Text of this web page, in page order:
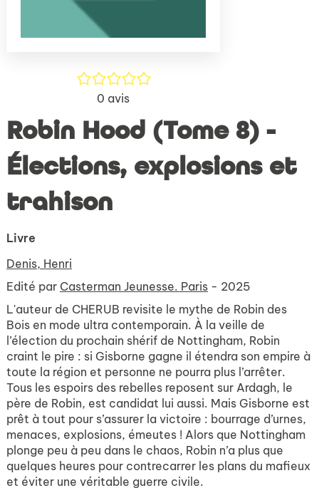
/5
0 avis
Robin Hood (Tome 8) -
Élections, explosions et
trahison
Livre
Denis, Henri
Edité par Casterman Jeunesse. Paris - 2025
L'auteur de CHERUB revisite le mythe de Robin des
Bois en mode ultra contemporain. À la veille de
l’élection du prochain shérif de Nottingham, Robin
craint le pire : si Gisborne gagne il étendra son empire à
toute la région et personne ne pourra plus l’arrêter.
Tous les espoirs des rebelles reposent sur Ardagh, le
père de Robin, est candidat lui aussi. Mais Gisborne est
prêt à tout pour s’assurer la victoire : bourrage d’urnes,
menaces, explosions, émeutes ! Alors que Nottingham
plonge peu à peu dans le chaos, Robin n’a plus que
quelques heures pour contrecarrer les plans du mafieux
et éviter une véritable guerre civile.